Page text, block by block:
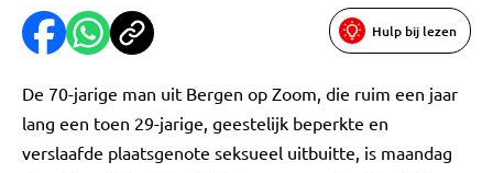
Hulp bij lezen
De 70-jarige man uit Bergen op Zoom, die ruim een jaar
lang een toen 29-jarige, geestelijk beperkte en
verslaafde plaatsgenote seksueel uitbuitte, is maandag